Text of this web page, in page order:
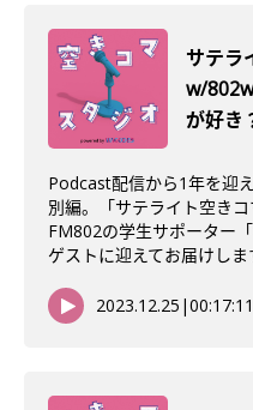
サテラ
w/
が好き
Podcast配信から1年を迎
別編。「サテライト空き
FM802の学生サポーター
ゲストに迎えてお届けしま
2023.12.25 |00:17:11